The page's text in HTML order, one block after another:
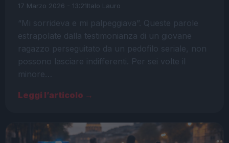
17 Marzo 2026 - 13:21Italo Lauro
“Mi sorrideva e mi palpeggiava”. Queste parole
estrapolate dalla testimonianza di un giovane
ragazzo perseguitato da un pedofilo seriale, non
possono lasciare indifferenti. Per sei volte il
minore…
Leggi l’articolo →